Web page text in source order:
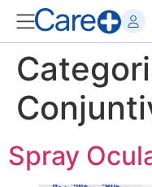
Spray